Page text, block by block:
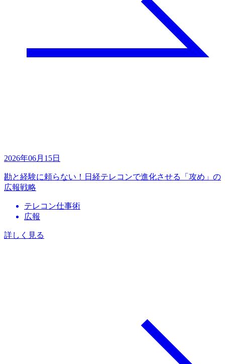
2026年06月15日
勘と経験に頼らない！日経テレコンで進化させる「攻め」の
広報戦略
テレコン仕事術
広報
詳しく見る